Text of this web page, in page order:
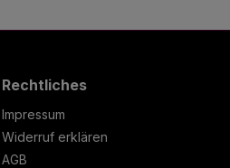
Rechtliches
Impressum
Widerruf erklären
AGB